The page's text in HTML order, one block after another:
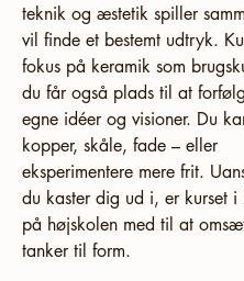
teknik og æstetik spiller
vil finde et bestemt udtryk.
fokus på keramik som
du får også plads til at
egne idéer og visioner. Du
kopper, skåle, fade – eller
eksperimentere mere frit.
du kaster dig ud i, er kurset i
på højskolen med til at
tanker til form.